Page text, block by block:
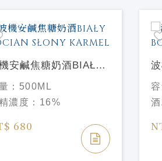
安鹹焦糖奶酒BIAŁY
SŁONY
： 500ML
濃度： 16%
680
容
酒